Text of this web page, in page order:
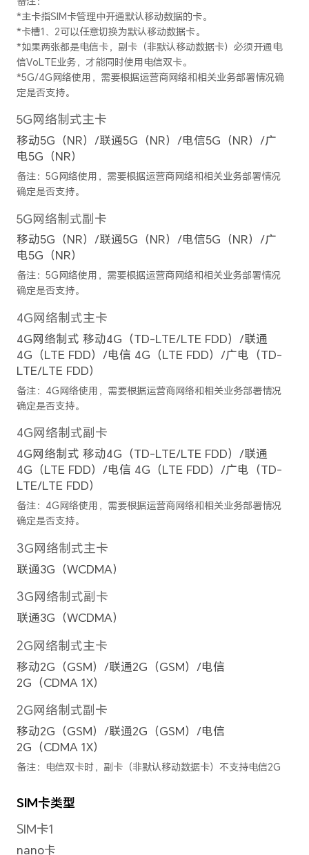
时摄影、广角、大光圈、夜景
人像模式（含美肤）、专业模
景、滤镜、水印、笑脸抓拍、
摄、文档矫正、微电影
防抖模式
EIS+OIS
前置摄像头
前置摄像头
1200万像素广角摄像头（f/
像头
备注：不同模式的照片和视频的像素
准。
最大可支持 4096 × 3072 像素
备注：不同拍照模式的照片像素可能
前置摄像头摄像分辨率
最大可支持 3840 × 2160像素
备注：不同拍摄模式的视频像素可能